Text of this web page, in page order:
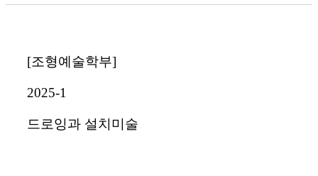
[조형예술학부]
2025-1
드로잉과 설치미술